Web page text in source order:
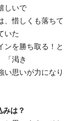
しいで
、惜しくも落ちて
いた
ンを勝ち取る！と
「渇き
い思いが力になり
は？